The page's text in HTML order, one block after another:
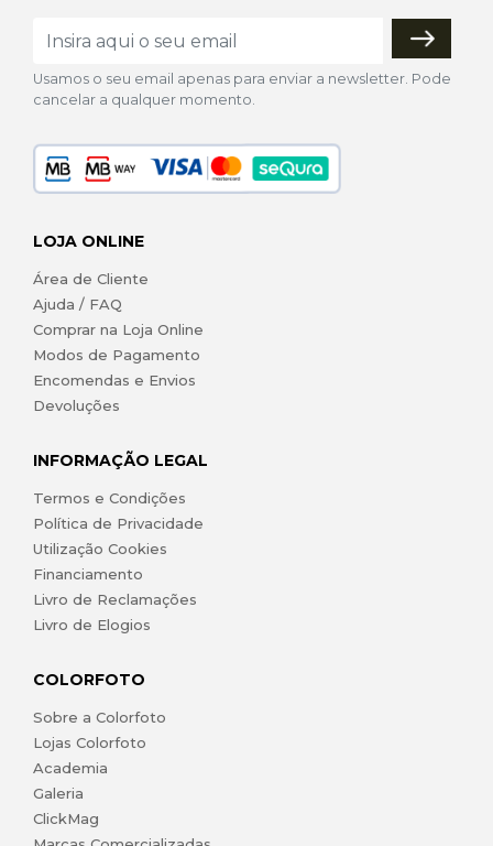
Usamos o seu email apenas para enviar a newsletter. Pode
cancelar a qualquer momento.
LOJA ONLINE
Área de Cliente
Ajuda / FAQ
Comprar na Loja Online
Modos de Pagamento
Encomendas e Envios
Devoluções
INFORMAÇÃO LEGAL
Termos e Condições
Política de Privacidade
Utilização Cookies
Financiamento
Livro de Reclamações
Livro de Elogios
COLORFOTO
Sobre a Colorfoto
Lojas Colorfoto
Academia
Galeria
ClickMag